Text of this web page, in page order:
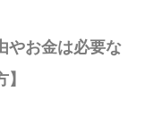
やお金は必要な